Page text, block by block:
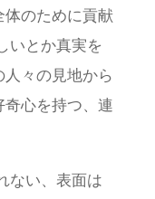
のために貢献
いとか真実を
々の見地から
心を持つ、連
ない、表面は